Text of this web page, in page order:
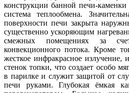
конструкции банной печи-каменки
система теплообмена.
поверхности печи закрыта
существенно ускоряющим
смежных помещениях за
конвекционного потока. Кроме
жесткое инфракрасное излучение,
стенок топки, что создает особо
в парилке и служит защитой от
печи руками. Глубокая ёмкая